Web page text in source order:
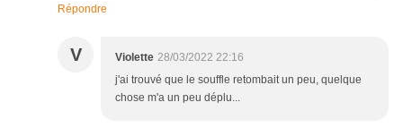
Répondre
V Violette 28/03/2022 22:16
j'ai trouvé que le souffle retombait un peu, quelque
chose m'a un peu déplu...